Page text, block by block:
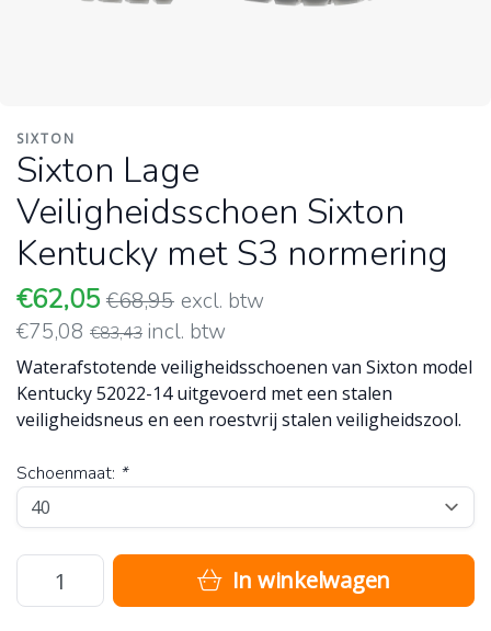
SIXTON
Sixton Lage
Veiligheidsschoen Sixton
Kentucky met S3 normering
€62,05 €68,95 excl. btw
€75,08 €83,43 incl. btw
Waterafstotende veiligheidsschoenen van Sixton model
Kentucky 52022-14 uitgevoerd met een stalen
veiligheidsneus en een roestvrij stalen veiligheidszool.
Schoenmaat: *
In winkelwagen